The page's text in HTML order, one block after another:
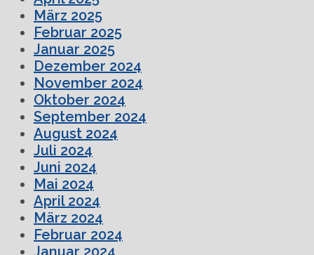
März 2025
Februar 2025
Januar 2025
Dezember 2024
November 2024
Oktober 2024
September 2024
August 2024
Juli 2024
Juni 2024
Mai 2024
April 2024
März 2024
Februar 2024
Januar 2024